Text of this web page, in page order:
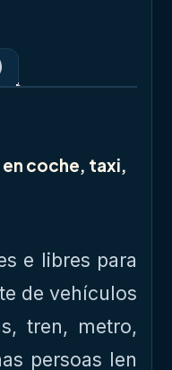
en coche, taxi,
e libres para
de vehículos
tren, metro,
persoas len